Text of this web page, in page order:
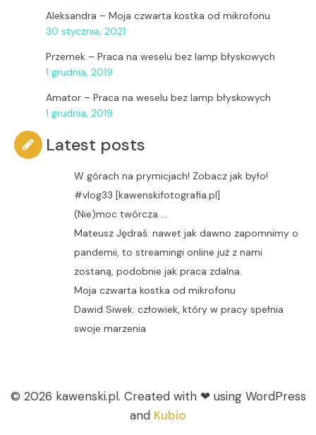
Aleksandra – Moja czwarta kostka od mikrofonu
30 stycznia, 2021
Przemek – Praca na weselu bez lamp błyskowych
1 grudnia, 2019
Amator – Praca na weselu bez lamp błyskowych
1 grudnia, 2019
Latest posts
W górach na prymicjach! Zobacz jak było!
#vlog33 [kawenskifotografia.pl]
(Nie)moc twórcza …
Mateusz Jędraś: nawet jak dawno zapomnimy o
pandemii, to streamingi online już z nami
zostaną, podobnie jak praca zdalna.
Moja czwarta kostka od mikrofonu
Dawid Siwek: człowiek, który w pracy spełnia
swoje marzenia
© 2026 kawenski.pl. Created with ❤ using WordPress
and Kubio